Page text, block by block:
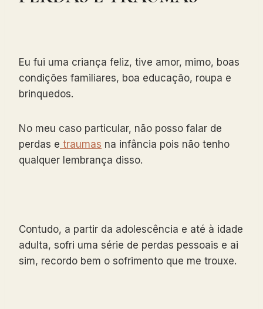
Eu fui uma criança feliz, tive amor, mimo, boas
condições familiares, boa educação, roupa e
brinquedos.
No meu caso particular, não posso falar de
perdas e traumas na infância pois não tenho
qualquer lembrança disso.
Contudo, a partir da adolescência e até à idade
adulta, sofri uma série de perdas pessoais e ai
sim, recordo bem o sofrimento que me trouxe.